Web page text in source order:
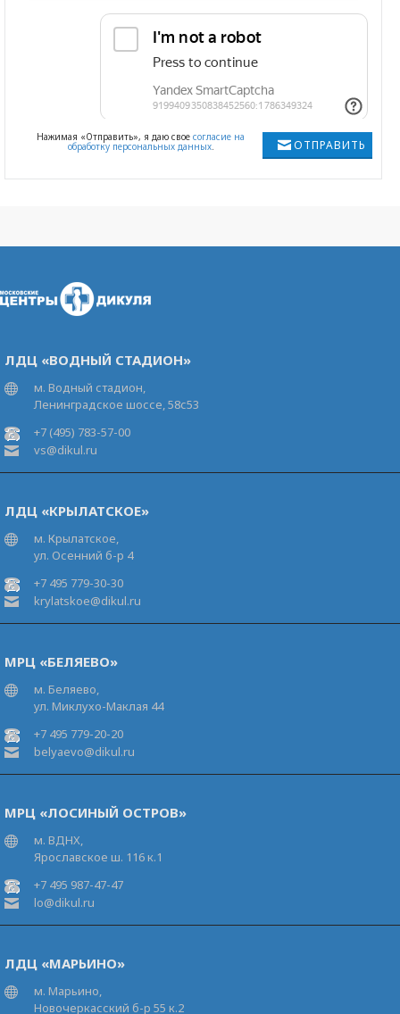
ОТПРАВИТЬ
Нажимая «Отправить», я даю свое согласие на
обработку персональных данных.
ЛДЦ «ВОДНЫЙ СТАДИОН»
м. Водный стадион,
Ленинградское шоссе, 58с53
+7 (495) 783-57-00
vs@dikul.ru
ЛДЦ «КРЫЛАТСКОЕ»
м. Крылатское,
ул. Осенний б-р 4
+7 495 779-30-30
krylatskoe@dikul.ru
МРЦ «БЕЛЯЕВО»
м. Беляево,
ул. Миклухо-Маклая 44
+7 495 779-20-20
belyaevo@dikul.ru
МРЦ «ЛОСИНЫЙ ОСТРОВ»
м. ВДНХ,
Ярославское ш. 116 к.1
+7 495 987-47-47
lo@dikul.ru
ЛДЦ «МАРЬИНО»
м. Марьино,
Новочеркасский б-р 55 к.2